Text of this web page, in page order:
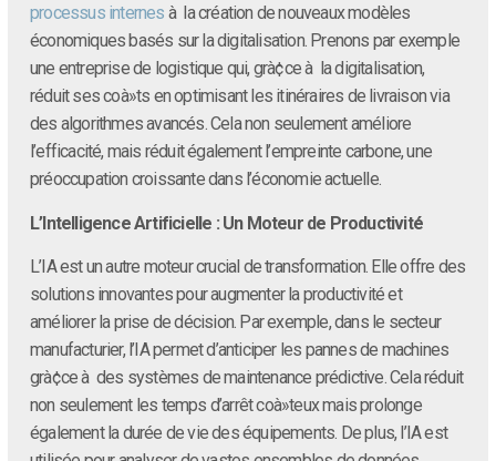
processus internes à la création de nouveaux modèles
économiques basés sur la digitalisation. Prenons par exemple
une entreprise de logistique qui, grà¢ce à la digitalisation,
réduit ses coà»ts en optimisant les itinéraires de livraison via
des algorithmes avancés. Cela non seulement améliore
l’efficacité, mais réduit également l’empreinte carbone, une
préoccupation croissante dans l’économie actuelle.
L’Intelligence Artificielle : Un Moteur de Productivité
L’IA est un autre moteur crucial de transformation. Elle offre des
solutions innovantes pour augmenter la productivité et
améliorer la prise de décision. Par exemple, dans le secteur
manufacturier, l’IA permet d’anticiper les pannes de machines
grà¢ce à des systèmes de maintenance prédictive. Cela réduit
non seulement les temps d’arrêt coà»teux mais prolonge
également la durée de vie des équipements. De plus, l’IA est